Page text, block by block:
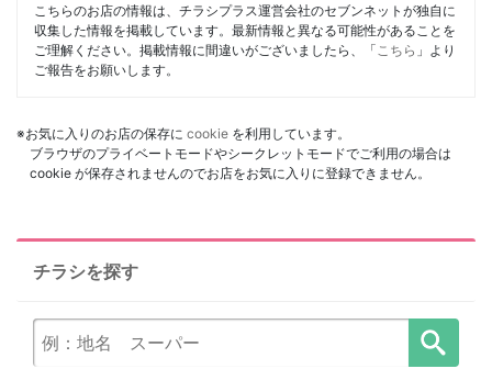
こちらのお店の情報は、チラシプラス運営会社のセブンネットが独自に
収集した情報を掲載しています。最新情報と異なる可能性があることを
ご理解ください。掲載情報に間違いがございましたら、「 こちら 」より
ご報告をお願いします。
※お気に入りのお店の保存に cookie を利用しています。
ブラウザのプライベートモードやシークレットモードでご利用の場合は
cookie が保存されませんのでお店をお気に入りに登録できません。
チラシを探す